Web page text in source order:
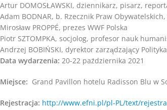
Artur DOMOSŁAWSKI, dziennikarz, pisarz,
Adam BODNAR, b. Rzecznik Praw
Mirosław PROPPÉ, prezes WWF Polska
Piotr SZTOMPKA, socjolog, profesor nauk
Andrzej BOBIŃSKI, dyrektor zarządzający
Data wydarzenia: 20-22 października 2021
Miejsce: Grand Pavillon hotelu Radisson Blu w
Rejestracja: http://www.efni.pl/pl-PL/text/